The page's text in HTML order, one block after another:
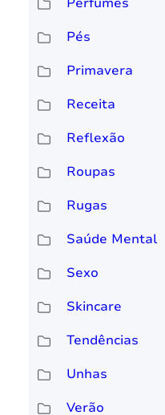
Pés
Primavera
Receita
Reflexão
Roupas
Rugas
Saúde Mental
Sexo
Skincare
Tendências
Unhas
Verão